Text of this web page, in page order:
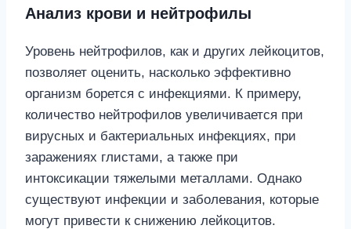
Анализ крови и нейтрофилы
Уровень нейтрофилов, как и других лейкоцитов,
позволяет оценить, насколько эффективно
организм борется с инфекциями. К примеру,
количество нейтрофилов увеличивается при
вирусных и бактериальных инфекциях, при
заражениях глистами, а также при
интоксикации тяжелыми металлами. Однако
существуют инфекции и заболевания, которые
могут привести к снижению лейкоцитов.